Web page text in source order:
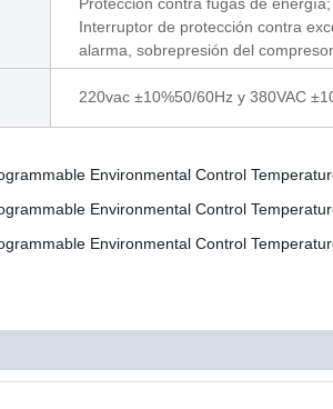
Interruptor de protección contra
alarma, sobrepresión del
220vac ±10%50/60Hz y 380VAC